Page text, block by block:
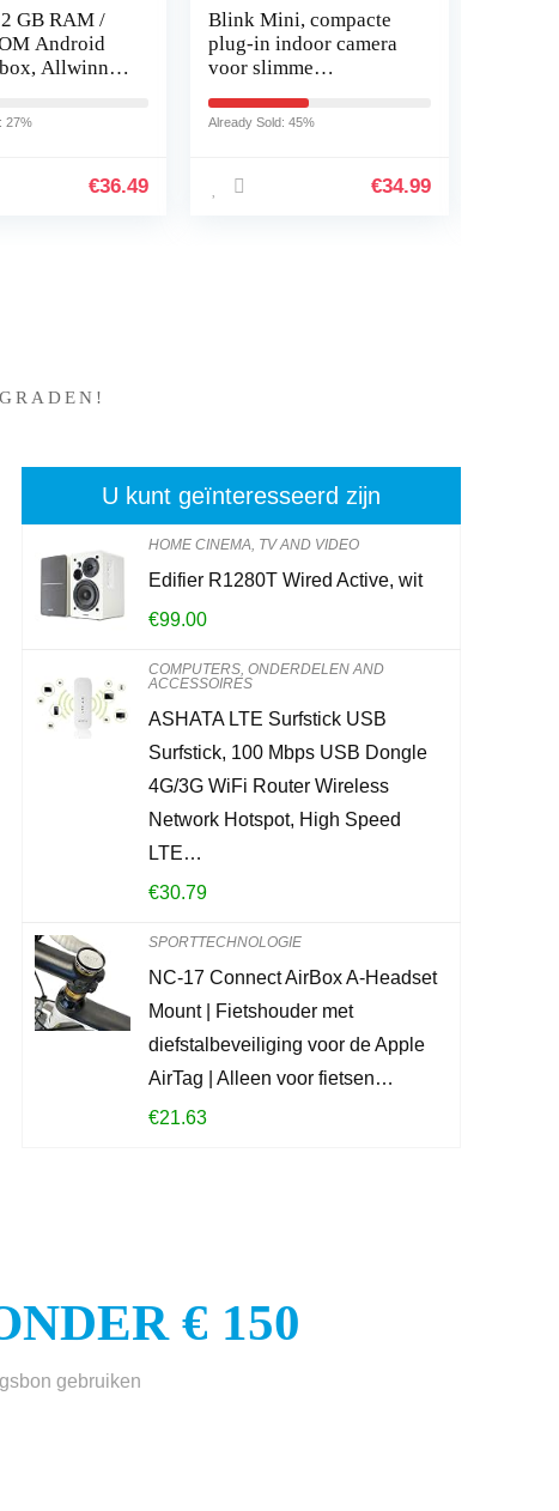
GB RAM /
Android
Allwinner
27%
€36.49
Blink Mini, compacte
plug-in indoor camera
voor slimme
video,
Already Sold: 45%
€34.99
U kunt geïnteresseerd zijn
HOME CINEMA, TV AND VIDEO
Edifier R1280T Wired Active, wit
€99.00
COMPUTERS, ONDERDELEN AND
ACCESSOIRES
ASHATA LTE Surfstick USB
Surfstick, 100 Mbps USB Dongle
4G/3G WiFi Router Wireless
Network Hotspot, High Speed
LTE…
€30.79
SPORTTECHNOLOGIE
NC-17 Connect AirBox A-Headset
Mount | Fietshouder met
diefstalbeveiliging voor de Apple
AirTag | Alleen voor fietsen…
€21.63
€ 150
gebruiken